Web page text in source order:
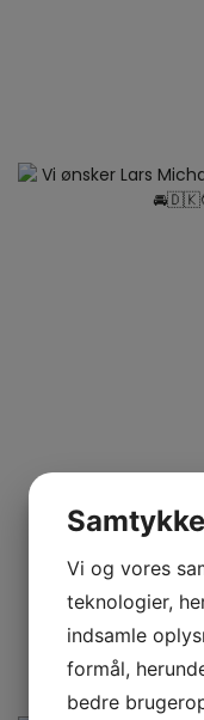
Vi og vores
teknologier,
indsamle
formål,
bedre